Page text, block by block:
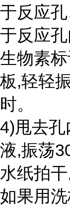
于反应
于反应
生物素
板,轻轻
时。
4)甩去
液,振荡
水纸拍干
如果用